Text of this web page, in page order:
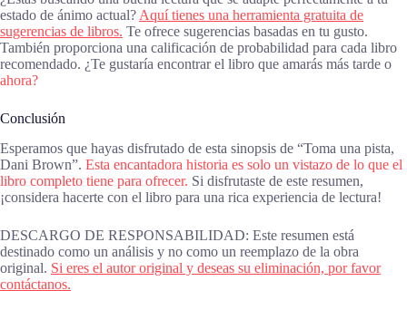
estado de ánimo actual? Aquí tienes una herramienta gratuita de
sugerencias de libros. Te ofrece sugerencias basadas en tu gusto.
También proporciona una calificación de probabilidad para cada libro
recomendado. ¿Te gustaría encontrar el libro que amarás más tarde o
ahora?
Conclusión
Esperamos que hayas disfrutado de esta sinopsis de “Toma una pista,
Dani Brown”. Esta encantadora historia es solo un vistazo de lo que el
libro completo tiene para ofrecer. Si disfrutaste de este resumen,
¡considera hacerte con el libro para una rica experiencia de lectura!
DESCARGO DE RESPONSABILIDAD: Este resumen está
destinado como un análisis y no como un reemplazo de la obra
original. Si eres el autor original y deseas su eliminación, por favor
contáctanos.